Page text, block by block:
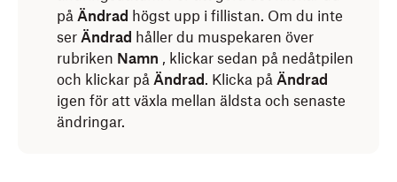
på Ändrad högst upp i fillistan. Om du inte
ser Ändrad håller du muspekaren över
rubriken Namn , klickar sedan på nedåtpilen
och klickar på Ändrad . Klicka på Ändrad
igen för att växla mellan äldsta och senaste
ändringar.